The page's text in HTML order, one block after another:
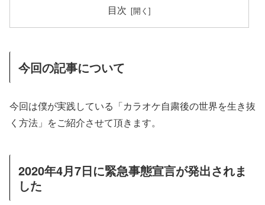
目次
今回の記事について
今回は僕が実践している「カラオケ自粛後の世界を生き抜
く方法」をご紹介させて頂きます。
2020年4月7日に緊急事態宣言が発出されま
した